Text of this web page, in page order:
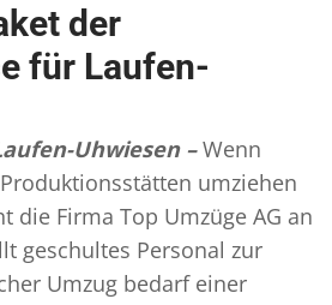
der
für Laufen-
Uhwiesen – Wenn
umziehen
die Firma Top Umzüge AG an
geschultes Personal zur
Umzug bedarf einer